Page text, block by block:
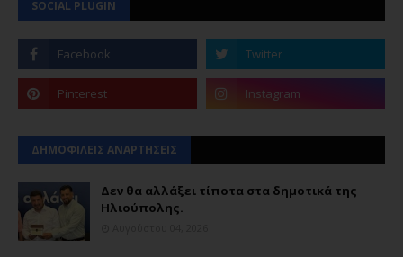
SOCIAL PLUGIN
ΔΗΜΟΦΙΛΕΙΣ ΑΝΑΡΤΗΣΕΙΣ
Δεν θα αλλάξει τίποτα στα δημοτικά της
Ηλιούπολης.